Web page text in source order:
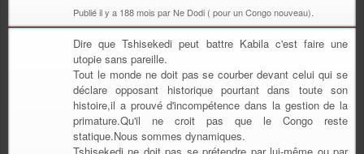
Publié il y a 188 mois par Ne Dodi ( pour un Congo nouveau).
Dire que Tshisekedi peut battre Kabila c'est faire une
utopie sans pareille.
Tout le monde ne doit pas se courber devant celui qui se
déclare opposant historique pourtant dans toute son
histoire,il a prouvé d'incompétence dans la gestion de la
primature.Qu'il ne croit pas que le Congo reste
statique.Nous sommes dynamiques.